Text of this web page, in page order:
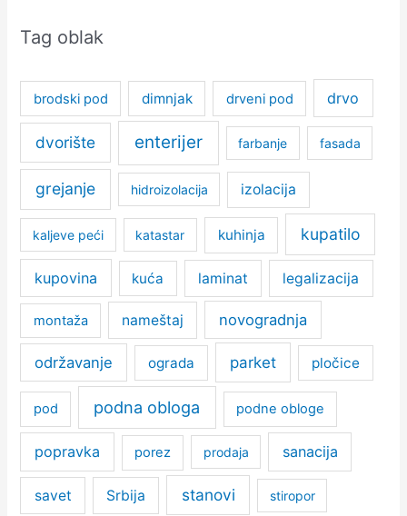
Tag oblak
brodski pod dimnjak drveni pod drvo
dvorište enterijer farbanje fasada
grejanje hidroizolacija izolacija
kaljeve peći katastar kuhinja kupatilo
kupovina kuća laminat legalizacija
montaža nameštaj novogradnja
održavanje ograda parket pločice
pod podna obloga podne obloge
popravka porez prodaja sanacija
savet Srbija stanovi stiropor